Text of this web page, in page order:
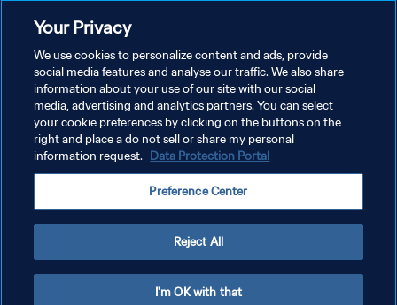
PRIVACY POLICY
GESTISCI LE TUE PREFERENZE PER I COOKIES
Copyright © 1994 - 2026 FIFA. Tutti i diritti riservati.
Your Privacy
We use cookies to personalize content and ads, provide
social media features and analyse our traffic. We also share
information about your use of our site with our social
media, advertising and analytics partners. You can select
your cookie preferences by clicking on the buttons on the
right and place a do not sell or share my personal
information request. Data Protection Portal
Preference Center
Reject All
I'm OK with that